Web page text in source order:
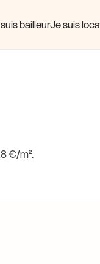
bailleurJe suis
€/m².